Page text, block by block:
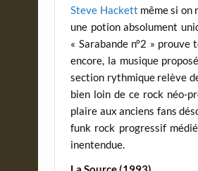
Steve Hackett même si on
une potion absolument
« Sarabande n°2 »
encore, la musique
section rythmique relève
bien loin de ce rock néo-
plaire aux anciens fans
funk rock progressif
inentendue.